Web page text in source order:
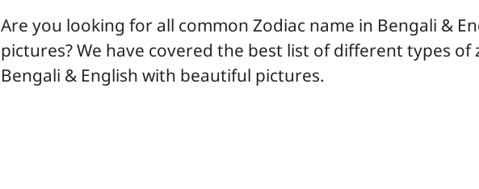
Are you looking for all common Zodiac name in Bengali &
pictures? We have covered the best list of different types of
Bengali & English with beautiful pictures.